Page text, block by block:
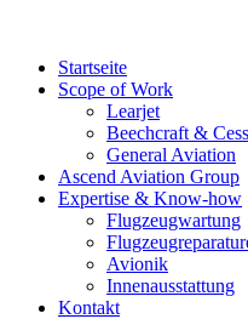
Startseite
Scope of Work
Learjet
Beechcraft &
General Aviation
Ascend Aviation Group
Expertise & Know-how
Flugzeug­wartung
Avionik
Innen­ausstattung
Kontakt